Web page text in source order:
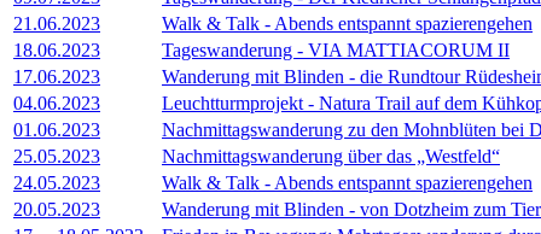
21.06.2023
Walk & Talk - Abends entspannt spazierengehen
18.06.2023
Tageswanderung - VIA MATTIACORUM II
17.06.2023
Wanderung mit Blinden - die Rundtour
04.06.2023
Leuchtturmprojekt - Natura Trail auf dem
01.06.2023
Nachmittagswanderung zu den Mohnblüten bei
25.05.2023
Nachmittagswanderung über das „Westfeld“
24.05.2023
Walk & Talk - Abends entspannt spazierengehen
20.05.2023
Wanderung mit Blinden - von Dotzheim zum